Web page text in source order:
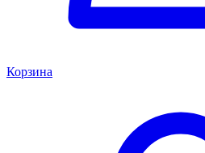
Корзина